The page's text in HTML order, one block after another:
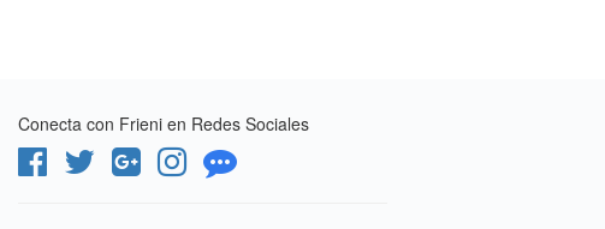
Conecta con Frieni en Redes Sociales